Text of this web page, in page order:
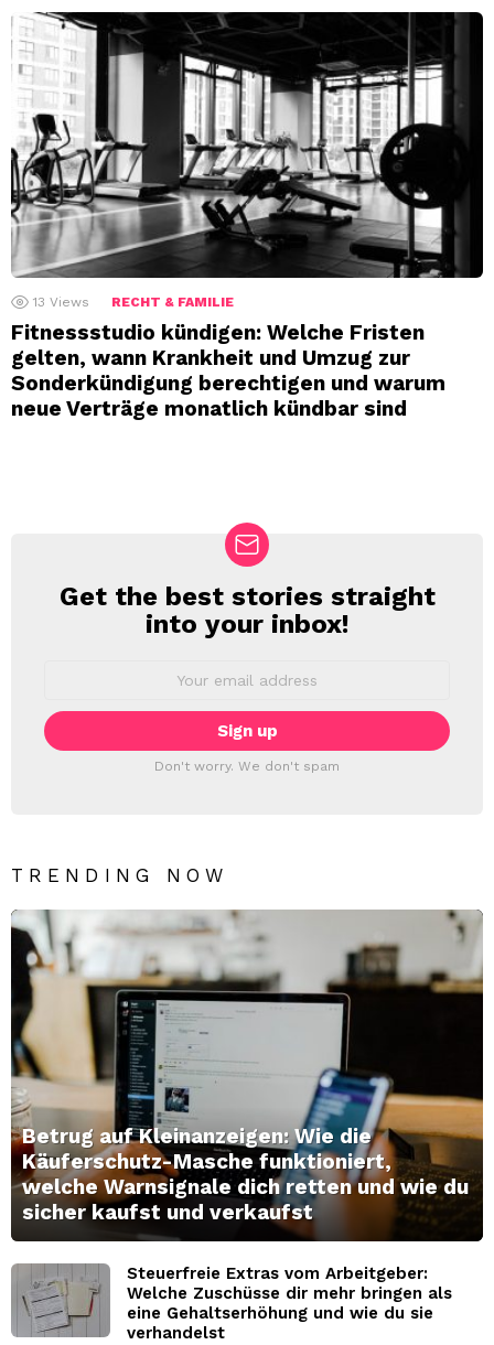
13 Views RECHT & FAMILIE
Fitnessstudio kündigen: Welche Fristen
gelten, wann Krankheit und Umzug zur
Sonderkündigung berechtigen und warum
neue Verträge monatlich kündbar sind
NEWSLETTER
Get the best stories straight
into your inbox!
Don't worry. We don't spam
TRENDING NOW
Betrug auf Kleinanzeigen: Wie die
Käuferschutz-Masche funktioniert,
welche Warnsignale dich retten und wie du
sicher kaufst und verkaufst
Steuerfreie Extras vom Arbeitgeber:
Welche Zuschüsse dir mehr bringen als
eine Gehaltserhöhung und wie du sie
verhandelst